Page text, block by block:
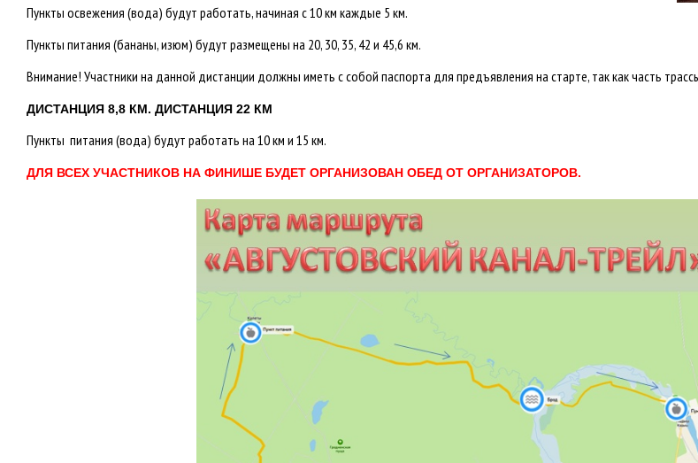
Пункты освежения (вода) будут работать, начиная с 10 км каждые 5 км.
Пункты питания (бананы, изюм) будут размещены на 20, 30, 35, 42 и 45,6 км.
Внимание! Участники на данной дистанции должны иметь с собой паспорта для предъявления на старте, так как часть
ДИСТАНЦИЯ 8,8 КМ. ДИСТАНЦИЯ 22 КМ
Пункты питания (вода) будут работать на 10 км и 15 км.
ДЛЯ ВСЕХ УЧАСТНИКОВ НА ФИНИШЕ БУДЕТ ОРГАНИЗОВАН ОБЕД ОТ ОРГАНИЗАТОРОВ.